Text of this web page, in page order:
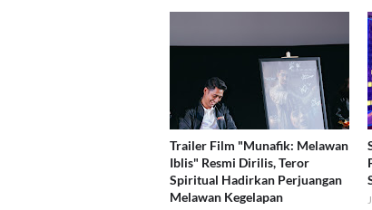
Trailer Film "Munafik: Melawan
Iblis" Resmi Dirilis, Teror
Spiritual Hadirkan Perjuangan
Melawan Kegelapan